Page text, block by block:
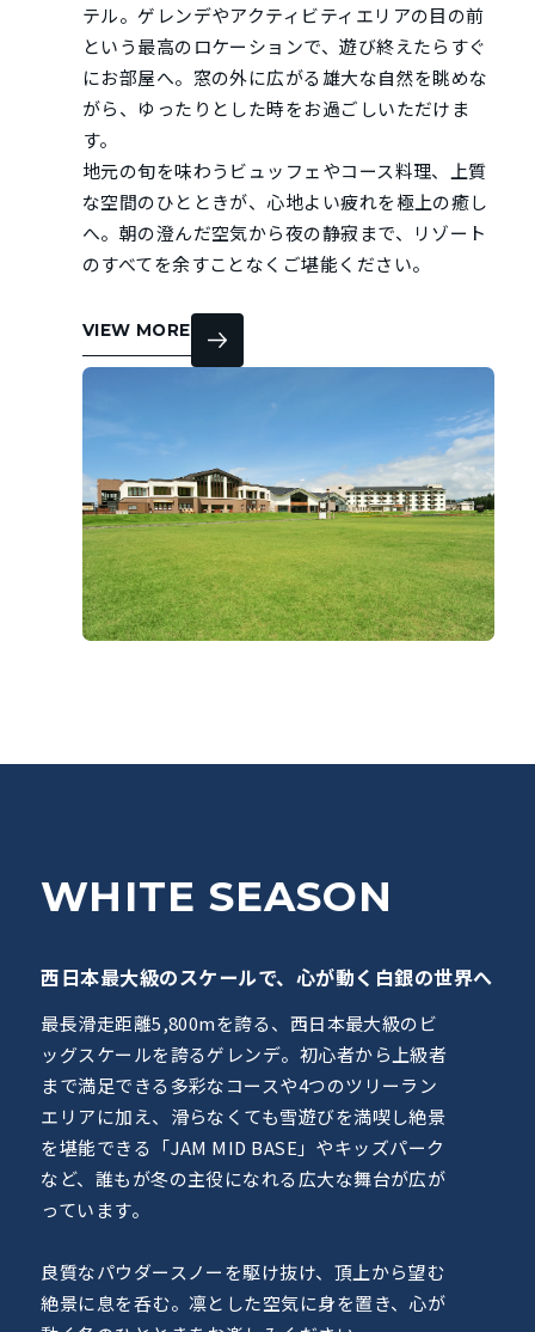
テル。ゲレンデやアクティビティエリアの目の前
という最高のロケーションで、遊び終えたらすぐ
にお部屋へ。窓の外に広がる雄大な自然を眺めな
がら、ゆったりとした時をお過ごしいただけま
す。
地元の旬を味わうビュッフェやコース料理、上質
な空間のひとときが、心地よい疲れを極上の癒し
へ。朝の澄んだ空気から夜の静寂まで、リゾート
のすべてを余すことなくご堪能ください。
VIEW MORE
WHITE SEASON
西日本最大級のスケールで、心が動く白銀の世界へ
最長滑走距離5,800mを誇る、西日本最大級のビ
ッグスケールを誇るゲレンデ。初心者から上級者
まで満足できる多彩なコースや4つのツリーラン
エリアに加え、滑らなくても雪遊びを満喫し絶景
を堪能できる「JAM MID BASE」やキッズパーク
など、誰もが冬の主役になれる広大な舞台が広が
っています。
良質なパウダースノーを駆け抜け、頂上から望む
絶景に息を呑む。凛とした空気に身を置き、心が